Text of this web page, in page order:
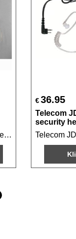
Telecom MAT-M-344 Security headset met dubbele PTT schakelaar
€36.95
Telecom
security